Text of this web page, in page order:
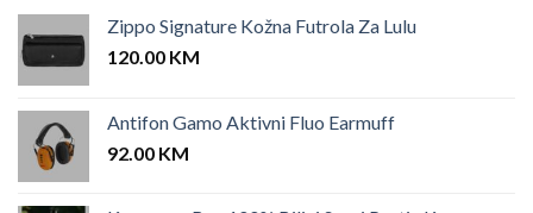
Zippo Signature Kožna Futrola Za Lulu
120.00 KM
Antifon Gamo Aktivni Fluo Earmuff
92.00 KM